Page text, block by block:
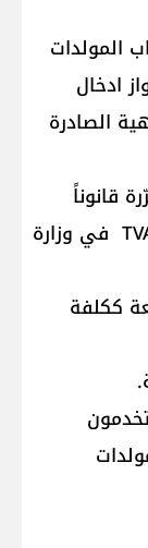
المولدات
ادخال
الصادرة
قانوناً
بموجب تسجيل رسمي في مديرية الــTVA في وزارة
ككلفة